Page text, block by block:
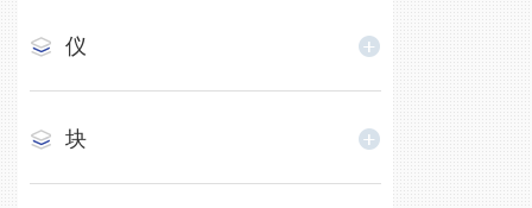
仪
块